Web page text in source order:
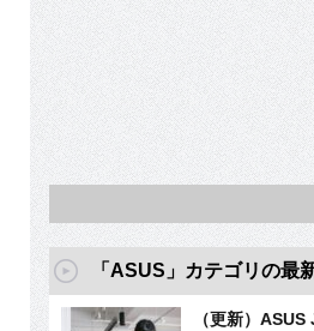
「ASUS」カテゴリの最
（更新）